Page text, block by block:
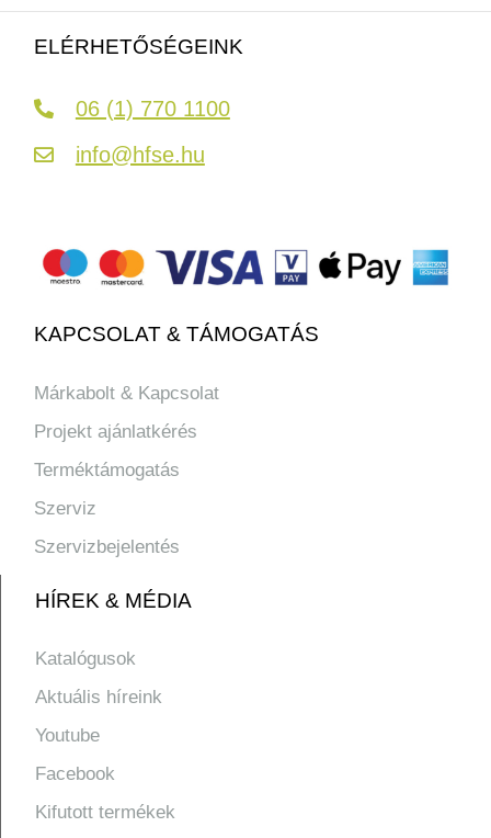
ELÉRHETŐSÉGEINK
06 (1) 770 1100
info@hfse.hu
KAPCSOLAT & TÁMOGATÁS
Márkabolt & Kapcsolat
Projekt ajánlatkérés
Terméktámogatás
Szerviz
Szervizbejelentés
HÍREK & MÉDIA
Katalógusok
Aktuális híreink
Youtube
Facebook
Kifutott termékek